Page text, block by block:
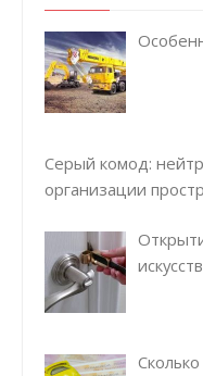
Серый комод:
организации